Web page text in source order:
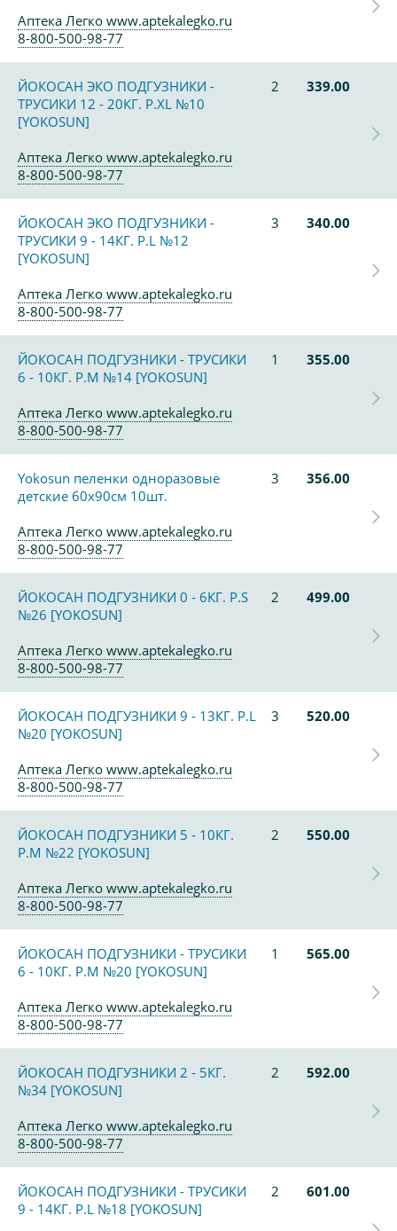
Аптека Легко www.aptekalegko.ru
8-800-500-98-77
ЙОКОСАН ЭКО ПОДГУЗНИКИ -
ТРУСИКИ 12 - 20КГ. Р.XL №10
[YOKOSUN]
2 339.00
Аптека Легко www.aptekalegko.ru
8-800-500-98-77
ЙОКОСАН ЭКО ПОДГУЗНИКИ -
ТРУСИКИ 9 - 14КГ. Р.L №12
[YOKOSUN]
3 340.00
Аптека Легко www.aptekalegko.ru
8-800-500-98-77
ЙОКОСАН ПОДГУЗНИКИ - ТРУСИКИ
6 - 10КГ. Р.М №14 [YOKOSUN]
1 355.00
Аптека Легко www.aptekalegko.ru
8-800-500-98-77
Yokosun пеленки одноразовые
детские 60х90см 10шт.
3 356.00
Аптека Легко www.aptekalegko.ru
8-800-500-98-77
ЙОКОСАН ПОДГУЗНИКИ 0 - 6КГ. Р.S
№26 [YOKOSUN]
2 499.00
Аптека Легко www.aptekalegko.ru
8-800-500-98-77
ЙОКОСАН ПОДГУЗНИКИ 9 - 13КГ. Р.L
№20 [YOKOSUN]
3 520.00
Аптека Легко www.aptekalegko.ru
8-800-500-98-77
ЙОКОСАН ПОДГУЗНИКИ 5 - 10КГ.
Р.М №22 [YOKOSUN]
2 550.00
Аптека Легко www.aptekalegko.ru
8-800-500-98-77
ЙОКОСАН ПОДГУЗНИКИ - ТРУСИКИ
6 - 10КГ. Р.М №20 [YOKOSUN]
1 565.00
Аптека Легко www.aptekalegko.ru
8-800-500-98-77
ЙОКОСАН ПОДГУЗНИКИ 2 - 5КГ.
№34 [YOKOSUN]
2 592.00
Аптека Легко www.aptekalegko.ru
8-800-500-98-77
ЙОКОСАН ПОДГУЗНИКИ - ТРУСИКИ
9 - 14КГ. Р.L №18 [YOKOSUN]
2 601.00